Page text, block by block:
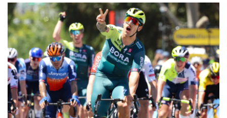
matahari sore di Kota Adelaide, Australia, Watson mencatatkan
waktu tercepat 4 menit 17 detik.